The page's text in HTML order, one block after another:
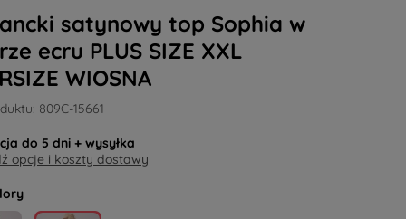
satynowy top Sophia w
ecru PLUS SIZE XXL
WIOSNA
809C-15661
do 5 dni + wysyłka
opcje i koszty dostawy